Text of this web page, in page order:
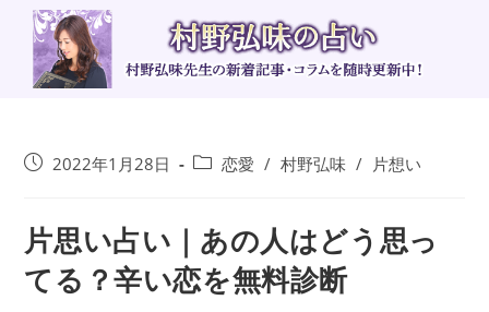
投
開
日:
2022年1月28日
投
テ
ゴ
リ
ー:
恋愛 / 村野弘味 / 片想い
片思い占い｜あの人はどう思っ
てる？辛い恋を無料診断